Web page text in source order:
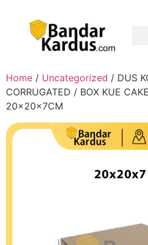
Home / Uncategorized / DUS
CORRUGATED / BOX KUE
20x20x7CM